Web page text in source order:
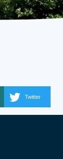
Twitter